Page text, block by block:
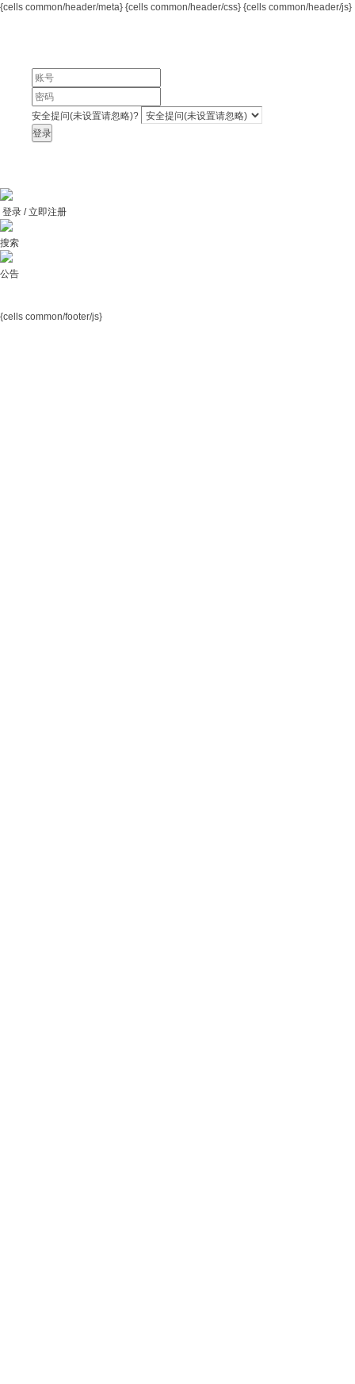
{cells common/header/meta} {cells common/header/css} {cells common/header/js}
安全提问(未设置请忽略)?
登录
登录 / 立即注册
搜索
公告
{cells common/footer/js}